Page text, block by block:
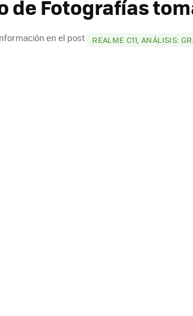
de Fotografías
en el post REALME C11, ANÁLISIS: